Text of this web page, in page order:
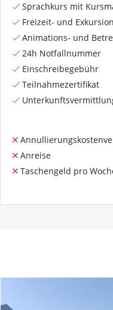
Sprachkurs mit
Freizeit- und
Animations- und
24h Notfallnummer
Einschreibegebühr
Teilnahmezertifikat
Anreise
Taschengeld pro